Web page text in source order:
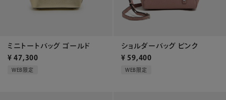
ミニトートバッグ ゴールド
¥ 47,300
WEB限定
ショルダーバッグ ピンク
¥ 59,400
WEB限定